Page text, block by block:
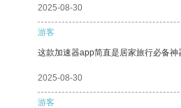
2025-08-30
游客
这款加速器app简直是居家旅行必备
2025-08-30
游客